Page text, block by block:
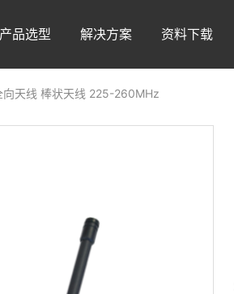
产品选型 解决方案 资料下载
天线 棒状天线 225-260MHz